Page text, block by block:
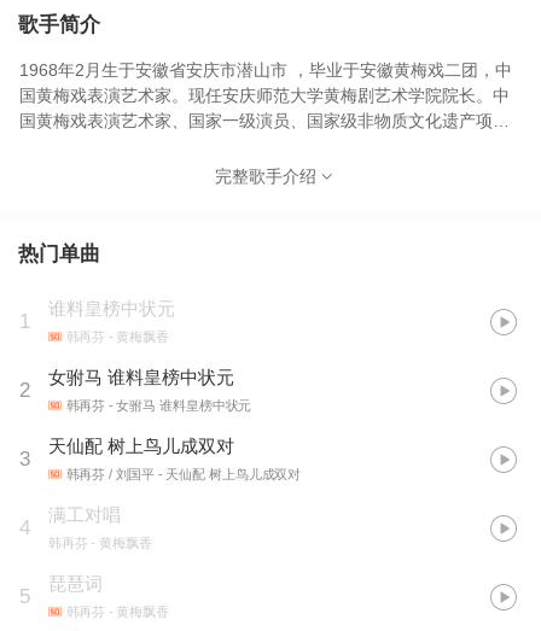
歌手简介
1968年2月生于安徽省安庆市潜山市 ，毕业于安徽黄梅戏二团，中
国黄梅戏表演艺术家。现任安庆师范大学黄梅剧艺术学院院长。中
国黄梅戏表演艺术家、国家一级演员、国家级非物质文化遗产项目
完整歌手介绍
热门单曲
1
谁料皇榜中状元
韩再芬 - 黄梅飘香
2
女驸马 谁料皇榜中状元
韩再芬 - 女驸马 谁料皇榜中状元
3
天仙配 树上鸟儿成双对
韩再芬 / 刘国平 - 天仙配 树上鸟儿成双对
4
满工对唱
韩再芬 - 黄梅飘香
5
琵琶词
韩再芬 - 黄梅飘香